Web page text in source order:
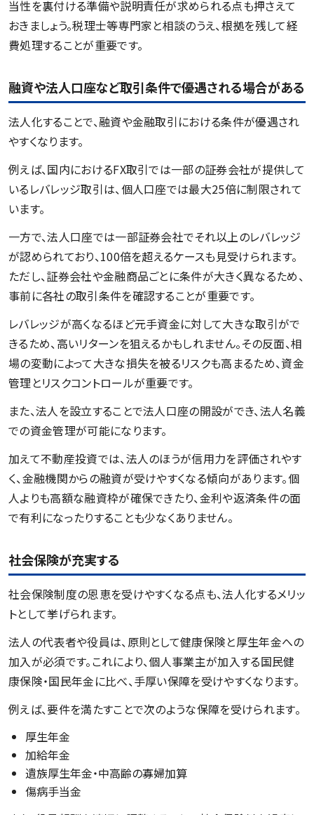
当性を裏付ける準備や説明責任が求められる点も押さえて
おきましょう。税理士等専門家と相談のうえ、根拠を残して経
費処理することが重要です。
融資や法人口座など取引条件で優遇される場合がある
法人化することで、融資や金融取引における条件が優遇され
やすくなります。
例えば、国内におけるFX取引では一部の証券会社が提供して
いるレバレッジ取引は、個人口座では最大25倍に制限されて
います。
一方で、法人口座では一部証券会社でそれ以上のレバレッジ
が認められており、100倍を超えるケースも見受けられます。
ただし、証券会社や金融商品ごとに条件が大きく異なるため、
事前に各社の取引条件を確認することが重要です。
レバレッジが高くなるほど元手資金に対して大きな取引がで
きるため、高いリターンを狙えるかもしれません。その反面、相
場の変動によって大きな損失を被るリスクも高まるため、資金
管理とリスクコントロールが重要です。
また、法人を設立することで法人口座の開設ができ、法人名義
での資金管理が可能になります。
加えて不動産投資では、法人のほうが信用力を評価されやす
く、金融機関からの融資が受けやすくなる傾向があります。個
人よりも高額な融資枠が確保できたり、金利や返済条件の面
で有利になったりすることも少なくありません。
社会保険が充実する
社会保険制度の恩恵を受けやすくなる点も、法人化するメリッ
トとして挙げられます。
法人の代表者や役員は、原則として健康保険と厚生年金への
加入が必須です。これにより、個人事業主が加入する国民健
康保険・国民年金に比べ、手厚い保障を受けやすくなります。
例えば、要件を満たすことで次のような保障を受けられます。
厚生年金
加給年金
遺族厚生年金・中高齢の寡婦加算
傷病手当金